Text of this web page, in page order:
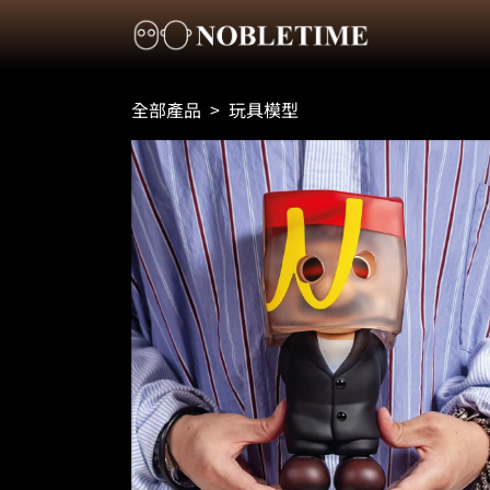
全部產品 > 玩具模型